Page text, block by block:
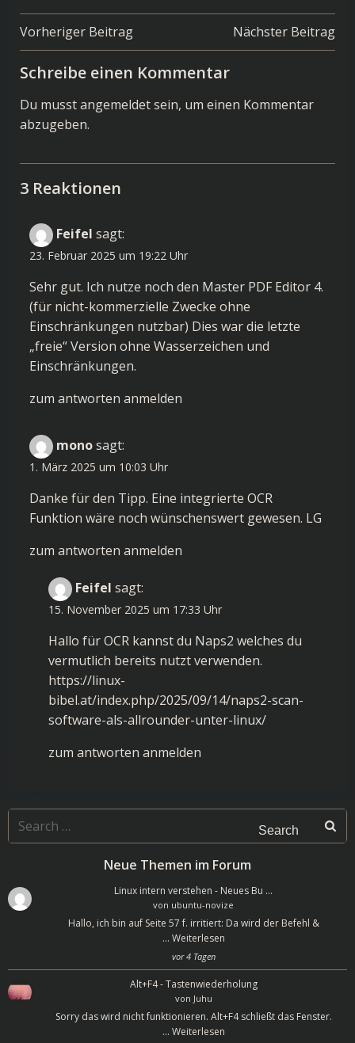
Post
navigation
Vorheriger Beitrag
Post
navigation
Nächster Beitrag
Schreibe einen Kommentar
Du musstangemeldetsein, um einen Kommentar
abzugeben.
3 Reaktionen
Feifel sagt:
23. Februar 2025 um 19:22 Uhr
Sehr gut. Ich nutze noch den Master PDF Editor 4.
(für nicht-kommerzielle Zwecke ohne
Einschränkungen nutzbar) Dies war die letzte
„freie“ Version ohne Wasserzeichen und
Einschränkungen.
zum antworten anmelden
monosagt:
1. März 2025 um 10:03 Uhr
Danke für den Tipp. Eine integrierte OCR
Funktion wäre noch wünschenswert gewesen. LG
zum antworten anmelden
Feifel sagt:
15. November 2025 um 17:33 Uhr
Hallo für OCR kannst du Naps2 welches du
vermutlich bereits nutzt verwenden.
https://linux-
bibel.at/index.php/2025/09/14/naps2-scan-
software-als-allrounder-unter-linux/
zum antworten anmelden
Search
for:
Neue Themen im Forum
Linux intern verstehen - Neues Bu …
von ubuntu-novize
Hallo, ich bin auf Seite 57 f. irritiert: Da wird der Befehl &
… Weiterlesen
vor 4 Tagen
Alt+F4 - Tastenwiederholung
von Juhu
Sorry das wird nicht funktionieren. Alt+F4 schließt das Fenster.
… Weiterlesen